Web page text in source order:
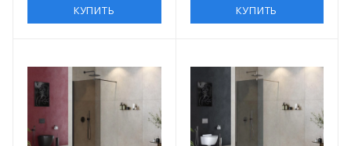
КУПИТЬ КУПИТЬ